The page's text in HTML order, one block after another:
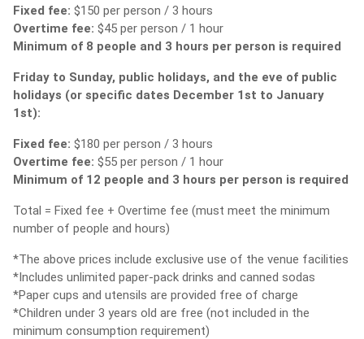
Fixed fee: $150 per person / 3 hours
Overtime fee: $45 per person / 1 hour
Minimum of 8 people and 3 hours per person is required
Friday to Sunday, public holidays, and the eve of public
holidays (or specific dates December 1st to January
1st):
Fixed fee: $180 per person / 3 hours
Overtime fee: $55 per person / 1 hour
Minimum of 12 people and 3 hours per person is required
Total = Fixed fee + Overtime fee (must meet the minimum
number of people and hours)
*The above prices include exclusive use of the venue facilities
*Includes unlimited paper-pack drinks and canned sodas
*Paper cups and utensils are provided free of charge
*Children under 3 years old are free (not included in the
minimum consumption requirement)